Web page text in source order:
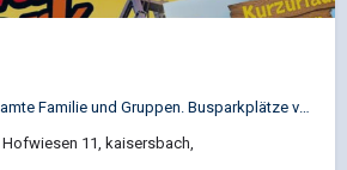
Hofwiesen 11, kaisersbach,